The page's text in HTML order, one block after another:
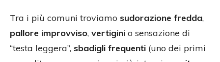
Tra i più comuni troviamo sudorazione fredda,
pallore improvviso, vertigini o sensazione di
“testa leggera”, sbadigli frequenti (uno dei primi